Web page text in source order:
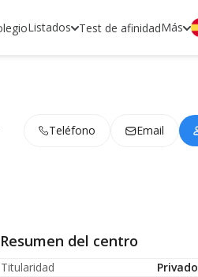
Listados Test de afinidadMás
Teléfono Email
Resumen del centro
Titularidad
Privado